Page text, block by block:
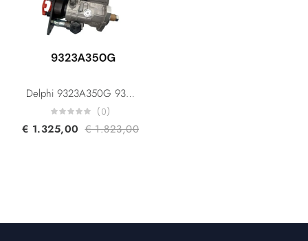
Delphi 9323A350G 9320A210G 9320A211G Caterpillar 248-2356 248-2357 236-8228 Perkins 2644H013 DP210/DP310 Original Diesel Fuel Injection Pump For PERKINS 1104C-44T Engine
(0)
€ 1.325,00 €1.823,00